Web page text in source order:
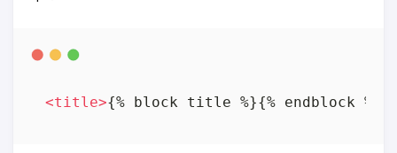
<title>{% block title %}{% endblock %}